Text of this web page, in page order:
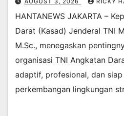
HANTANEWS JAKARTA –
Darat (Kasad) Jenderal TNI
M.Sc., menegaskan
organisasi TNI Angkatan
adaptif, profesional, dan
perkembangan lingkungan